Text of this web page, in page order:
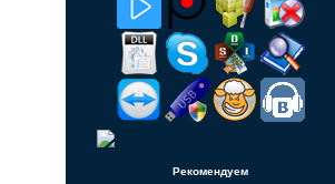
Рекомендуем